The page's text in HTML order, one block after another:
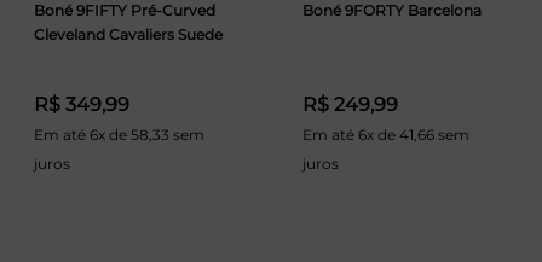
Boné 9FIFTY Pré-Curved
Cleveland Cavaliers Suede
R$ 349,99
Em até 6x de 58,33 sem
juros
Boné 9FORTY Barcelona
R$ 249,99
Em até 6x de 41,66 sem
juros